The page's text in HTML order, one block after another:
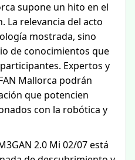
supone un hito en el
La relevancia del acto
mostrada, sino
de conocimientos que
Expertos y
Mallorca podrán
que potencien
con la robótica y
2.0 Mi 02/07 está